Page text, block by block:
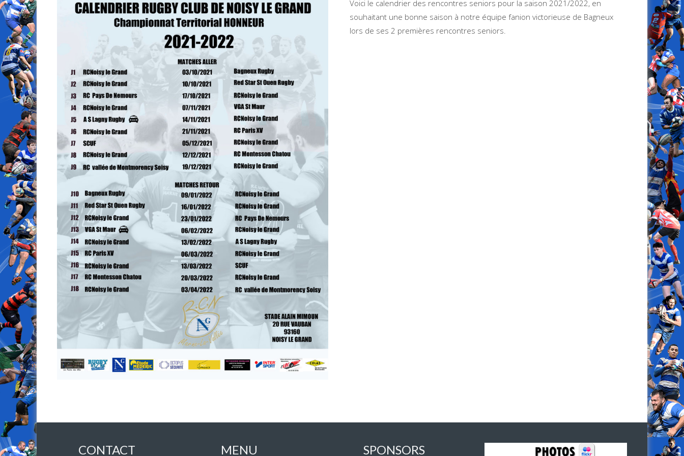
Voici le calendrier des rencontres seniors pour la saison 2021/2022, en
souhaitant une bonne saison à notre équipe fanion victorieuse de Bagneux
lors de ses 2 premières rencontres seniors.
CONTACT MENU SPONSORS